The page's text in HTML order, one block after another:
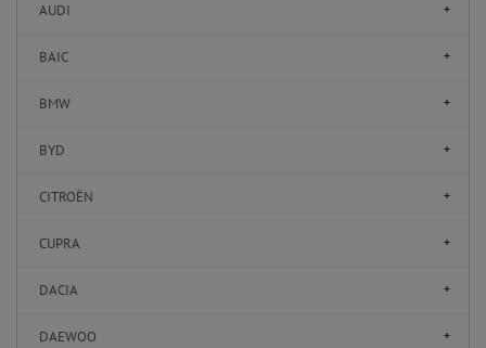
AUDI
BAIC
BMW
BYD
CITROËN
CUPRA
DACIA
DAEWOO